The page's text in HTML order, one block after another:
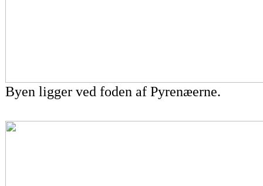
Byen ligger ved foden af Pyrenæerne.